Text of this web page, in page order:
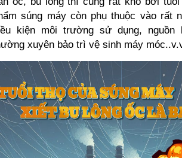
súng máy còn phụ thuộc vào rất
kiện môi trường sử dụng,
xuyên bảo trì vệ sinh máy